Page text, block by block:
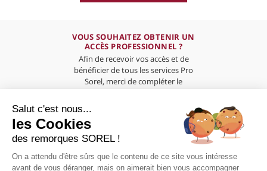
VOUS SOUHAITEZ OBTENIR UN
ACCÈS PROFESSIONNEL ?
Afin de recevoir vos accès et de
bénéficier de tous les services Pro
Sorel, merci de compléter le
PRÉSENTATION
Salut c'est nous...
les Cookies
des remorques SOREL !
On a attendu d'être sûrs que le contenu de ce site vous intéresse
avant de vous déranger, mais on aimerait bien vous accompagner